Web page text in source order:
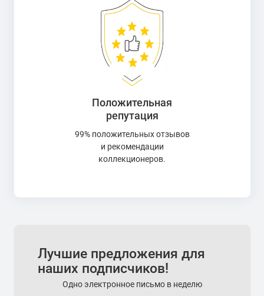
Положительная
репутация
99% положительных отзывов
и рекомендации
коллекционеров.
Лучшие предложения для
наших подписчиков!
Одно электронное письмо в неделю